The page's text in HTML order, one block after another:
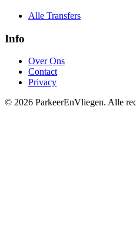
Alle Transfers
Info
Over Ons
Contact
Privacy
© 2026 ParkeerEnVliegen. Alle